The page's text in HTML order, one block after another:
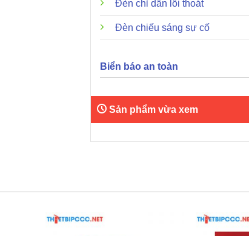
Đèn chỉ dẫn lối thoát
Đèn chiếu sáng sự cố
Biển báo an toàn
Sản phẩm vừa xem